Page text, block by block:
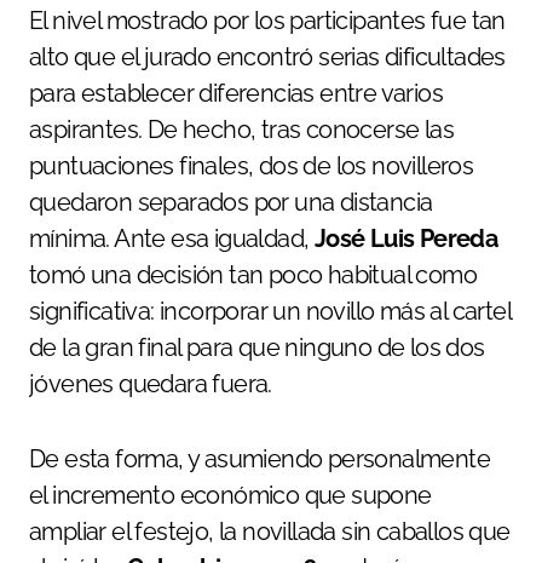
El nivel mostrado por los participantes fue tan
alto que el jurado encontró serias dificultades
para establecer diferencias entre varios
aspirantes. De hecho, tras conocerse las
puntuaciones finales, dos de los novilleros
quedaron separados por una distancia
mínima. Ante esa igualdad, José Luis Pereda
tomó una decisión tan poco habitual como
significativa: incorporar un novillo más al cartel
de la gran final para que ninguno de los dos
jóvenes quedara fuera.
De esta forma, y asumiendo personalmente
el incremento económico que supone
ampliar el festejo, la novillada sin caballos que